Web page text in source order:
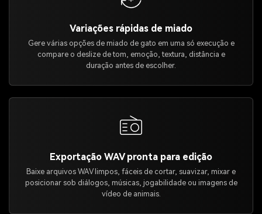
Variações rápidas de miado
Gere várias opções de miado de gato em uma só execução e
compare o deslize de tom, emoção, textura, distância e
duração antes de escolher.
Exportação WAV pronta para edição
Baixe arquivos WAV limpos, fáceis de cortar, suavizar, mixar e
posicionar sob diálogos, músicas, jogabilidade ou imagens de
vídeo de animais.